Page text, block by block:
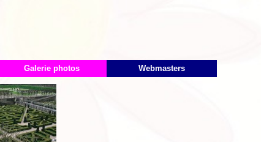
Galerie photos Webmasters